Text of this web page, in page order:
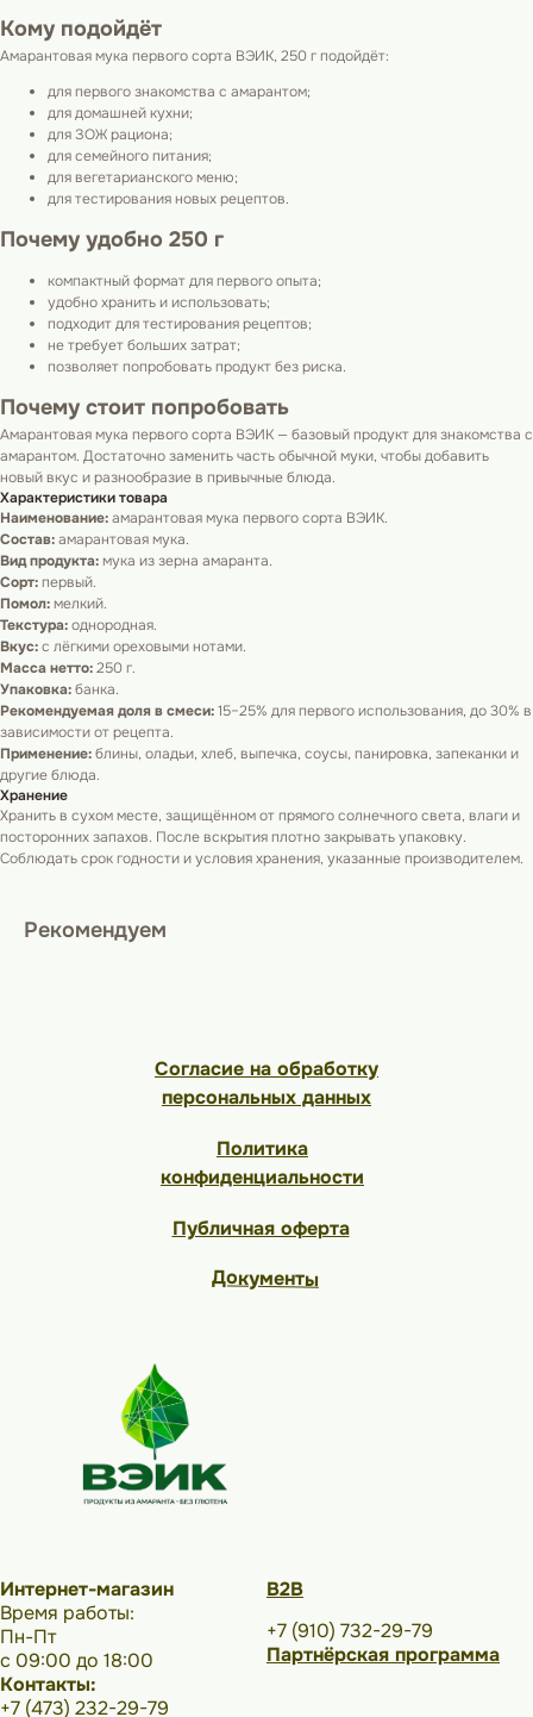
Кому подойдёт
Амарантовая мука первого сорта ВЭИК, 250 г подойдёт:
для первого знакомства с амарантом;
для домашней кухни;
для ЗОЖ рациона;
для семейного питания;
для вегетарианского меню;
для тестирования новых рецептов.
Почему удобно 250 г
компактный формат для первого опыта;
удобно хранить и использовать;
подходит для тестирования рецептов;
не требует больших затрат;
позволяет попробовать продукт без риска.
Почему стоит попробовать
Амарантовая мука первого сорта ВЭИК — базовый продукт для знакомства с
амарантом. Достаточно заменить часть обычной муки, чтобы добавить
новый вкус и разнообразие в привычные блюда.
Характеристики товара
Наименование:амарантовая мука первого сорта ВЭИК.
Состав:амарантовая мука.
Вид продукта:мука из зерна амаранта.
Сорт:первый.
Помол:мелкий.
Текстура:однородная.
Вкус:с лёгкими ореховыми нотами.
Масса нетто:250 г.
Упаковка:банка.
Рекомендуемая доля в смеси:15–25% для первого использования, до 30% в
зависимости от рецепта.
Применение:блины, оладьи, хлеб, выпечка, соусы, панировка, запеканки и
другие блюда.
Хранение
Хранить в сухом месте, защищённом от прямого солнечного света, влаги и
посторонних запахов. После вскрытия плотно закрывать упаковку.
Соблюдать срок годности и условия хранения, указанные производителем.
Рекомендуем
Политика
конфиденциальности
Согласие на обработку
персональных данных
Публичная оферта
Документы
Интернет-магазин
Время работы:
Пн-Пт
с 09:00 до 18:00
Контакты:
+7 (473) 232-29-79
В2В
+7 (910) 732-29-79
Партнёрская программа